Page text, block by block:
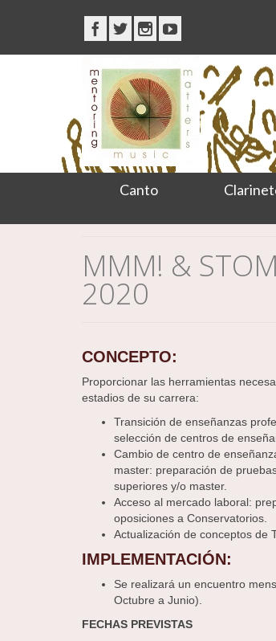
Canto
MMM! &
2020
CONCEPTO:
Proporcionar las herramientas
estadios de su carrera:
Transición de enseñanzas
selección de centros de
Cambio de centro de
master: preparación de
superiores y/o master.
Acceso al mercado laboral:
oposiciones a Conservatorios.
Actualización de conceptos de
IMPLEMENTACIÓN:
Se realizará un encuentro
Octubre a Junio).
FECHAS PREVISTAS